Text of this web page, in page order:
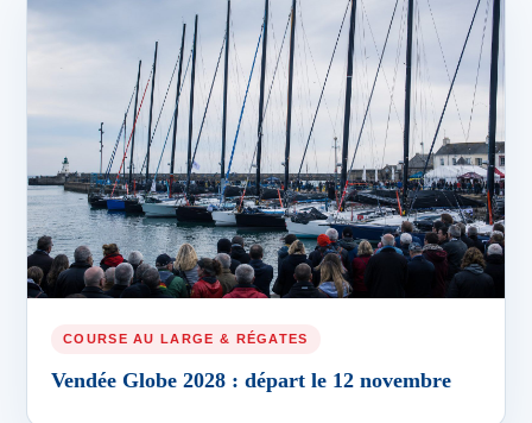
COURSE AU LARGE & RÉGATES
Vendée Globe 2028 : départ le 12 novembre